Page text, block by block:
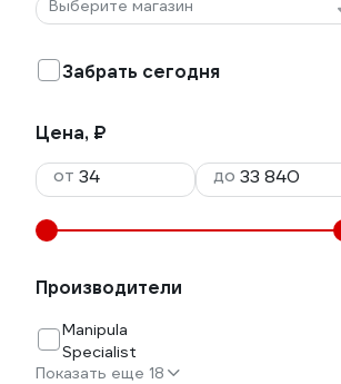
Выберите магазин
Забрать сегодня
Цена, ₽
от
до
Производители
Manipula
Specialist
Показать еще 18